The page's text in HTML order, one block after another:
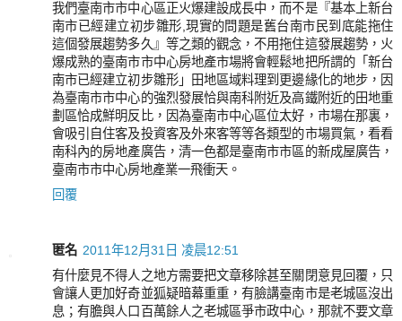
我們臺南市市中心區正火爆建設成長中，而不是『基本上新台
南市已經建立初步雛形,現實的問題是舊台南市民到底能拖住
這個發展趨勢多久』等之類的觀念，不用拖住這發展趨勢，火
爆成熟的臺南市市中心房地產市場將會輕鬆地把所謂的「新台
南市已經建立初步雛形」田地區域料理到更邊緣化的地步，因
為臺南市市中心的強烈發展恰與南科附近及高鐵附近的田地重
劃區恰成鮮明反比，因為臺南市中心區位太好，市場在那裏，
會吸引自住客及投資客及外來客等等各類型的市場買氣，看看
南科內的房地產廣告，清一色都是臺南市市區的新成屋廣告，
臺南市市中心房地產業一飛衝天。
回覆
匿名 2011年12月31日 凌晨12:51
有什麼見不得人之地方需要把文章移除甚至關閉意見回覆，只
會讓人更加好奇並狐疑暗幕重重，有臉講臺南市是老城區沒出
息；有膽與人口百萬餘人之老城區爭市政中心，那就不要文章